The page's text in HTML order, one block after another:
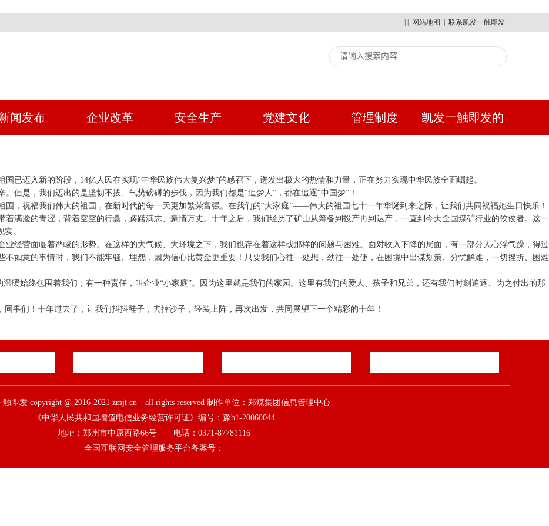
网站地图 联系凯发一触即发
闻发布 企业改革 安全生产 党建文化 管理制度 凯发一触即发的
已迈入新的阶段，14亿人民在实现“中华民族伟大复兴梦”的感召下，迸发出极大的热情和力量，正在努力实现中华民族全面崛起。
但是，我们迈出的是坚韧不拔、气势磅礡的步伐，因为我们都是“追梦人”，都在追逐“中国梦”！
，祝福我们伟大的祖国，在新时代的每一天更加繁荣富强。在我们的“大家庭”——伟大的祖国七十一年华诞到来之际，让我们共同祝福她生日快乐！
满脸的青涩，背着空空的行囊，踌躇满志、豪情万丈。十年之后，我们经历了矿山从筹备到投产再到达产，一直到今天全国煤矿行业的佼佼者。这一
。
经营面临着严峻的形势。在这样的大气候、大环境之下，我们也存在着这样或那样的问题与困难。面对收入下降的局面，有一部分人心浮气躁，得过
不如意的事情时，我们不能牢骚、埋怨，因为信心比黄金更重要！只要我们心往一处想，劲往一处使，在困境中出谋划策、分忧解难，一切挫折、困难
暖始终包围着我们；有一种责任，叫企业“小家庭”。因为这里就是我们的家园。这里有我们的爱人、孩子和兄弟，还有我们时刻追逐、为之付出的那
事们！十年过去了，让我们抖抖鞋子，去掉沙子，轻装上阵，再次出发，共同展望下一个精彩的十年！
触即发 copyright @ 2016-2021 zmjt.cn all rights reserved 制作单位：郑煤集团信息管理中心
《中华人民共和国增值电信业务经营许可证》编号：豫b1-20060044
地址：郑州市中原西路66号 电话：0371-87781116
全国互联网安全管理服务平台备案号：